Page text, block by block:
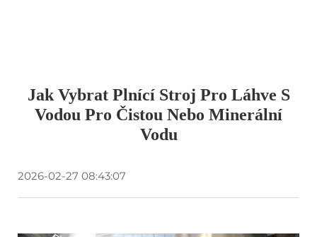
Jak Vybrat Plnící Stroj Pro Láhve S
Vodou Pro Čistou Nebo Minerální
Vodu
2026-02-27 08:43:07